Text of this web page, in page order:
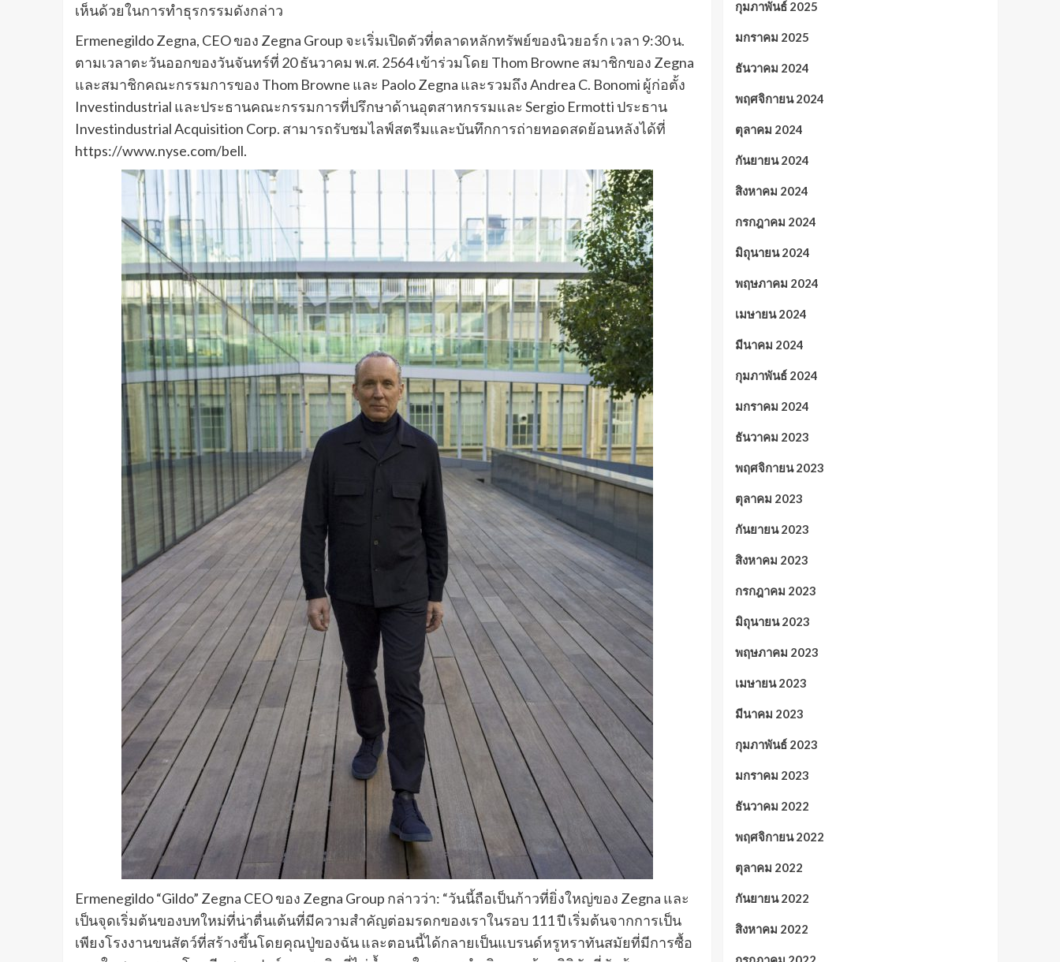
เห็นด้วยในการทำธุรกรรมดังกล่าว
Ermenegildo Zegna, CEO ของ Zegna Group จะเริ่มเปิดตัวที่ตลาดหลักทรัพย์ของนิวยอร์ก เวลา 9:30 น.
ตามเวลาตะวันออกของวันจันทร์ที่ 20 ธันวาคม พ.ศ. 2564 เข้าร่วมโดย Thom Browne สมาชิกของ Zegna
และสมาชิกคณะกรรมการของ Thom Browne และ Paolo Zegna และรวมถึง Andrea C. Bonomi ผู้ก่อตั้ง
Investindustrial และประธานคณะกรรมการที่ปรึกษาด้านอุตสาหกรรมและ Sergio Ermotti ประธาน
Investindustrial Acquisition Corp. สามารถรับชมไลฟ์สตรีมและบันทึกการถ่ายทอดสดย้อนหลังได้ที่
https://www.nyse.com/bell.
Ermenegildo “Gildo” Zegna CEO ของ Zegna Group กล่าวว่า: “วันนี้ถือเป็นก้าวที่ยิ่งใหญ่ของ Zegna และ
เป็นจุดเริ่มต้นของบทใหม่ที่น่าตื่นเต้นที่มีความสำคัญต่อมรดกของเราในรอบ 111 ปี เริ่มต้นจากการเป็น
เพียงโรงงานขนสัตว์ที่สร้างขึ้นโดยคุณปู่ของฉัน และตอนนี้ได้กลายเป็นแบรนด์หรูหราทันสมัยที่มีการซื้อ
กุมภาพันธ์ 2025
มกราคม 2025
ธันวาคม 2024
พฤศจิกายน 2024
ตุลาคม 2024
กันยายน 2024
สิงหาคม 2024
กรกฎาคม 2024
มิถุนายน 2024
พฤษภาคม 2024
เมษายน 2024
มีนาคม 2024
กุมภาพันธ์ 2024
มกราคม 2024
ธันวาคม 2023
พฤศจิกายน 2023
ตุลาคม 2023
กันยายน 2023
สิงหาคม 2023
กรกฎาคม 2023
มิถุนายน 2023
พฤษภาคม 2023
เมษายน 2023
มีนาคม 2023
กุมภาพันธ์ 2023
มกราคม 2023
ธันวาคม 2022
พฤศจิกายน 2022
ตุลาคม 2022
กันยายน 2022
สิงหาคม 2022